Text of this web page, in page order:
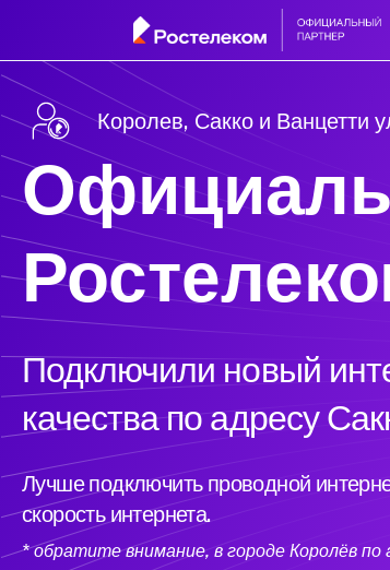
Королев, Сакко и Ванцетти
Подключили новый
качества по адресу
Лучше подключить проводной
скорость интернета.
* обратите внимание, в городе Королёв